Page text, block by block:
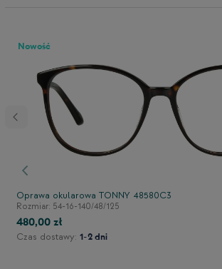
Poprzedni
Nowość
Oprawa okularowa TONNY 48580C3
Rozmiar: 54-16-140/48/125
480,00 zł
Czas dostawy: 1-2 dni